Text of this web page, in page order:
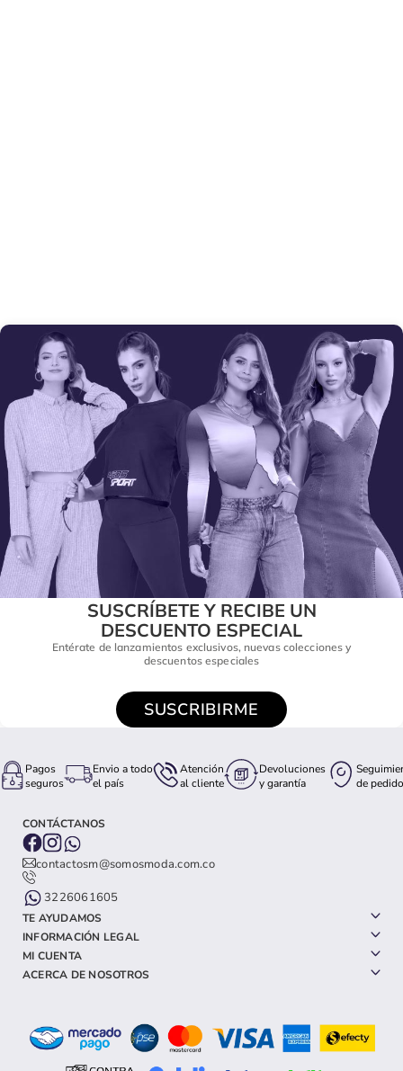
SUSCRÍBETE Y RECIBE UN
DESCUENTO ESPECIAL
Entérate de lanzamientos exclusivos, nuevas colecciones y
descuentos especiales
SUSCRIBIRME
Pagos
seguros
Envio a todo
el país
Atención
al cliente
Devoluciones
y garantía
de pedido
CONTÁCTANOS
contactosm@somosmoda.com.co
3226061605
TE AYUDAMOS
INFORMACIÓN LEGAL
MI CUENTA
ACERCA DE NOSOTROS